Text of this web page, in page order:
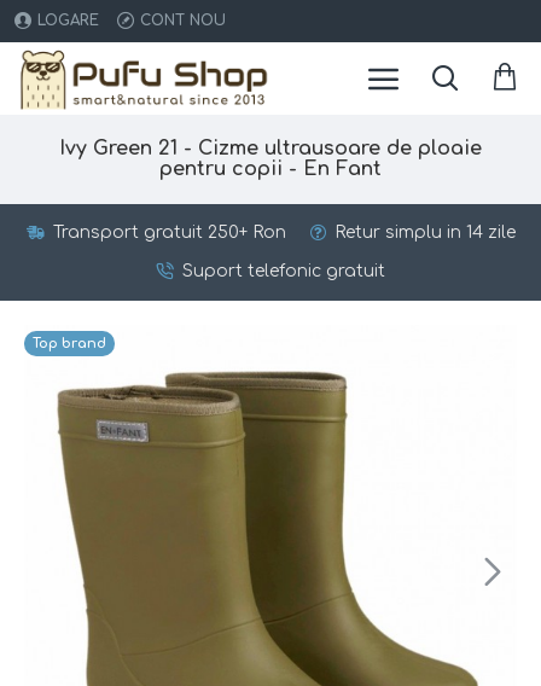
LOGARE CONT NOU
Ivy Green 21 - Cizme ultrausoare de ploaie
pentru copii - En Fant
Transport gratuit 250+ Ron Retur simplu in 14 zile
Suport telefonic gratuit
Top brand